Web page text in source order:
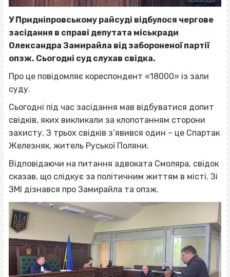
У Придніпровському райсуді відбулося чергове
засідання в справі депутата міськради
Олександра Замирайла від забороненої партії
опзж. Сьогодні суд слухав свідка.
Про це повідомляє кореспондент «18000» із зали
суду.
Сьогодні під час засідання мав відбуватися допит
свідків, яких викликали за клопотанням сторони
захисту. З трьох свідків з’явився один – це Спартак
Железняк, житель Руської Поляни.
Відповідаючи на питання адвоката Смоляра, свідок
сказав, що слідкує за політичним життям в місті. Зі
ЗМІ дізнався про Замирайла та опзж.